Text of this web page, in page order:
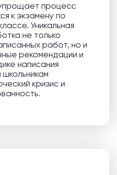
процесс
к экзамену по
Уникальная
не только
работ, но и
рекомендации и
написания
кризис и